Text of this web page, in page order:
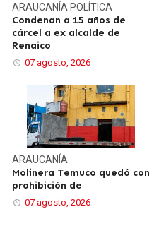
ARAUCANÍAPOLÍTICA
Condenan a 15 años de
cárcel a ex alcalde de
Renaico
07 agosto, 2026
ARAUCANÍA
Molinera Temuco quedó con
prohibición de
07 agosto, 2026